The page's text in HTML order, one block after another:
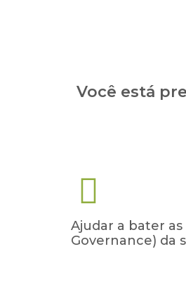
Você está
Ajudar a bater as
Governance) da